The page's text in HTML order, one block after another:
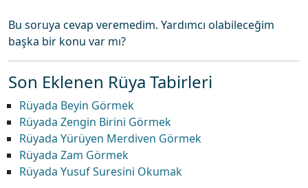
Bu soruya cevap veremedim. Yardımcı olabileceğim
başka bir konu var mı?
Son Eklenen Rüya Tabirleri
Rüyada Beyin Görmek
Rüyada Zengin Birini Görmek
Rüyada Yürüyen Merdiven Görmek
Rüyada Zam Görmek
Rüyada Yusuf Suresini Okumak